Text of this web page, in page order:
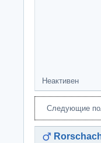
Неактивен
Следующие